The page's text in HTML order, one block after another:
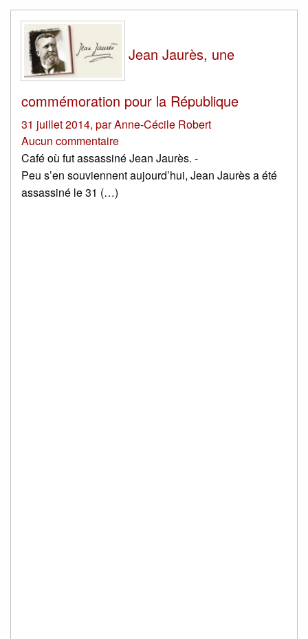
Jean Jaurès, une
commémoration pour la République
31 juillet 2014, parAnne-Cécile Robert
Aucun commentaire
Café où fut assassiné Jean Jaurès. -
Peu s’en souviennent aujourd’hui, Jean Jaurès a été
assassiné le 31 (…)